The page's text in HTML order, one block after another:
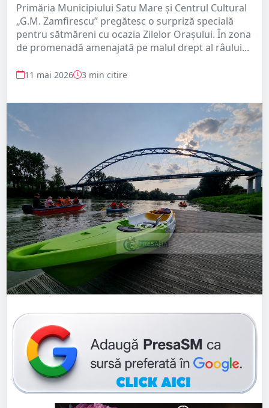
Primăria Municipiului Satu Mare și Centrul Cultural
„G.M. Zamfirescu” pregătesc o surpriză specială
pentru sătmăreni cu ocazia Zilelor Orașului. În zona
de promenadă amenajată pe malul drept al râului...
11 mai 2026 3 min citire